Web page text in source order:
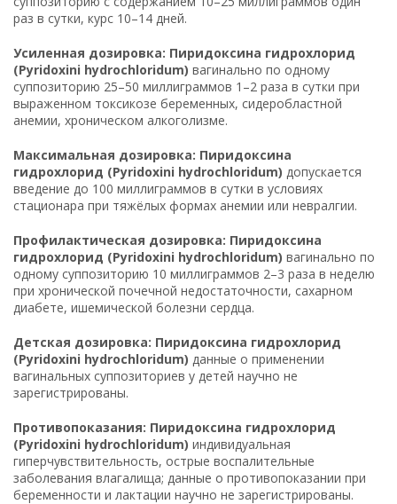
раз в сутки, курс 10–14 дней.
Усиленная дозировка: Пиридоксина гидрохлорид
(Pyridoxini hydrochloridum) вагинально по одному
суппозиторию 25–50 миллиграммов 1–2 раза в сутки при
выраженном токсикозе беременных, сидеробластной
анемии, хроническом алкоголизме.
Максимальная дозировка: Пиридоксина
гидрохлорид (Pyridoxini hydrochloridum) допускается
введение до 100 миллиграммов в сутки в условиях
стационара при тяжёлых формах анемии или невралгии.
Профилактическая дозировка: Пиридоксина
гидрохлорид (Pyridoxini hydrochloridum) вагинально по
одному суппозиторию 10 миллиграммов 2–3 раза в неделю
при хронической почечной недостаточности, сахарном
диабете, ишемической болезни сердца.
Детская дозировка: Пиридоксина гидрохлорид
(Pyridoxini hydrochloridum) данные о применении
вагинальных суппозиториев у детей научно не
зарегистрированы.
Противопоказания: Пиридоксина гидрохлорид
(Pyridoxini hydrochloridum) индивидуальная
гиперчувствительность, острые воспалительные
заболевания влагалища; данные о противопоказании при
беременности и лактации научно не зарегистрированы.